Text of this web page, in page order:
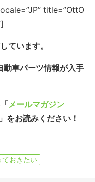
title=”OttO
ています。
動車パーツ情報が入手
メールマガジン
」をお読みください！
ておきたい